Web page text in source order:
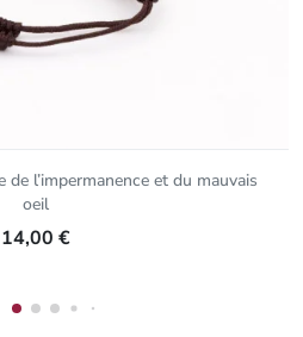
l’impermanence et du mauvais
oeil
14,00 €